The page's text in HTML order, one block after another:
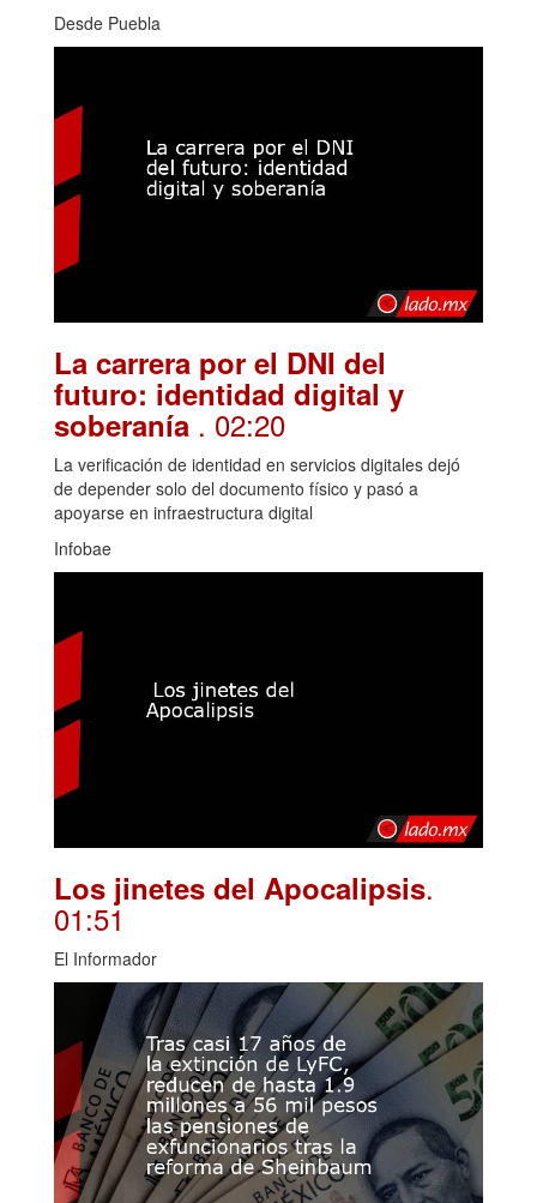
Desde Puebla
La carrera por el DNI del
futuro: identidad digital y
soberanía . 02:20
La verificación de identidad en servicios digitales dejó
de depender solo del documento físico y pasó a
apoyarse en infraestructura digital
Infobae
Los jinetes del Apocalipsis.
01:51
El Informador